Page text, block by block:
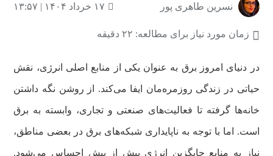
نسرین طاهری پور ۱۷ خرداد ۱۴۰۴ | ۱۳:۵۷
زمان مورد نیاز برای مطالعه: ۲۲ دقیقه
در دنیای امروز برق به‌ عنوان یکی از منابع اصلی انرژی، نقش
حیاتی در زندگی روزمره‌مان ایفا می‌کند. از روشن نگه داشتن
خانه‌ها گرفته تا فعالیت‌های صنعتی و تجاری، وابسته به برق
است. اما با توجه به ناپایداری شبکه‌های برق در بعضی مناطق،
نیاز به منابع جایگزین انرژی بیش از پیش احساس می‌شود.